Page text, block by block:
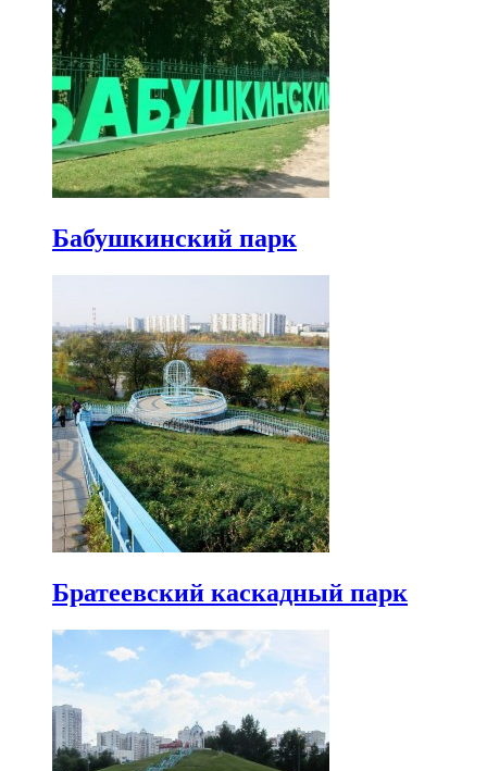
Бабушкинский парк
Братеевский каскадный парк